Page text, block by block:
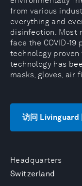
Headquarters
Switzerland
from various
everything and
disinfection. Most
face the COVID-
technology proven
technology has
masks, gloves, air
访问 Livinguard